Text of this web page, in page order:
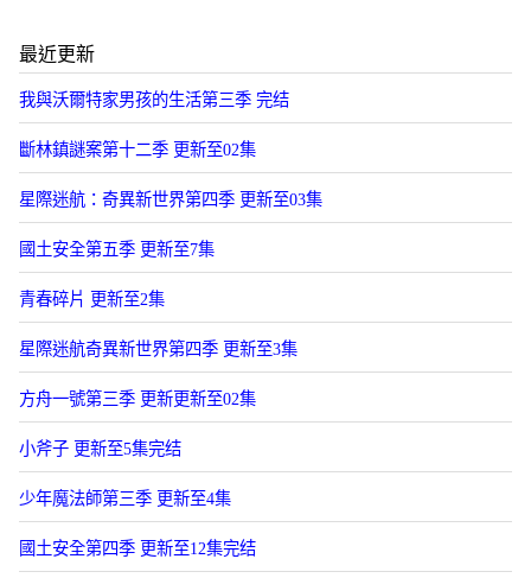
最近更新
我與沃爾特家男孩的生活第三季 完结
斷林鎮謎案第十二季 更新至02集
星際迷航：奇異新世界第四季 更新至03集
國土安全第五季 更新至7集
青春碎片 更新至2集
星際迷航奇異新世界第四季 更新至3集
方舟一號第三季 更新更新至02集
小斧子 更新至5集完结
少年魔法師第三季 更新至4集
國土安全第四季 更新至12集完结